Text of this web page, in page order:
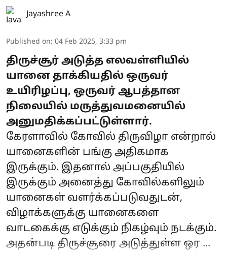
Jayashree A
Published on: 04 Feb 2025, 3:33 pm
திருச்சூர் அடுத்த எலவள்ளியில்
யானை தாக்கியதில் ஒருவர்
உயிரிழப்பு, ஒருவர் ஆபத்தான
நிலையில் மருத்துவமனையில்
அனுமதிக்கப்பட்டுள்ளார்.
கேரளாவில் கோவில் திருவிழா என்றால்
யானைகளின் பங்கு அதிகமாக
இருக்கும். இதனால் அப்பகுதியில்
இருக்கும் அனைத்து கோவில்களிலும்
யானைகள் வளர்க்கப்படுவதுடன்,
விழாக்களுக்கு யானைகளை
வாடகைக்கு எடுக்கும் நிகழ்வும் நடக்கும்.
அதன்படி திருச்சூரை அடுத்துள்ள ஒர ...